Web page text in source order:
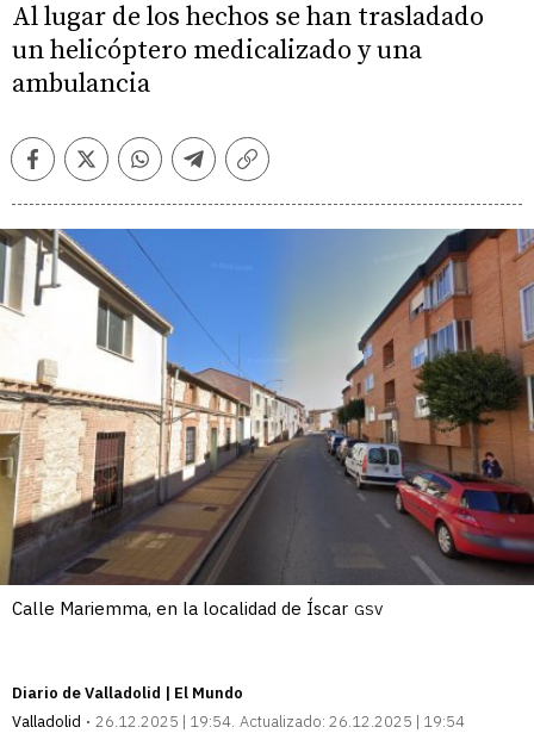
Al lugar de los hechos se han trasladado
un helicóptero medicalizado y una
ambulancia
FacebookTwitterWhatsappTelegramCopiar
Calle Mariemma, en la localidad de Íscar GSV
Diario de Valladolid | El Mundo
Valladolid
26.12.2025 | 19:54 Actualizado: 26.12.2025 | 19:54